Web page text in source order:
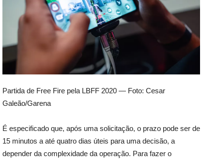
Partida de Free Fire pela LBFF 2020 — Foto: Cesar
Galeão/Garena
É especificado que, após uma solicitação, o prazo pode ser de
15 minutos a até quatro dias úteis para uma decisão, a
depender da complexidade da operação. Para fazer o